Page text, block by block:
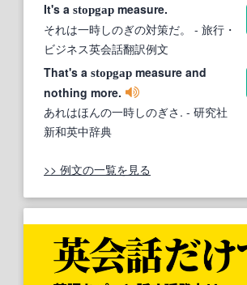
It's a stopgap measure.
それは一時しのぎの対策だ。
- 旅行・
ビジネス英会話翻訳例文
That's a stopgap measure and
nothing more.
あれはほんの一時しのぎさ. - 研究社
新和英中辞典
>> 例文の一覧を見る